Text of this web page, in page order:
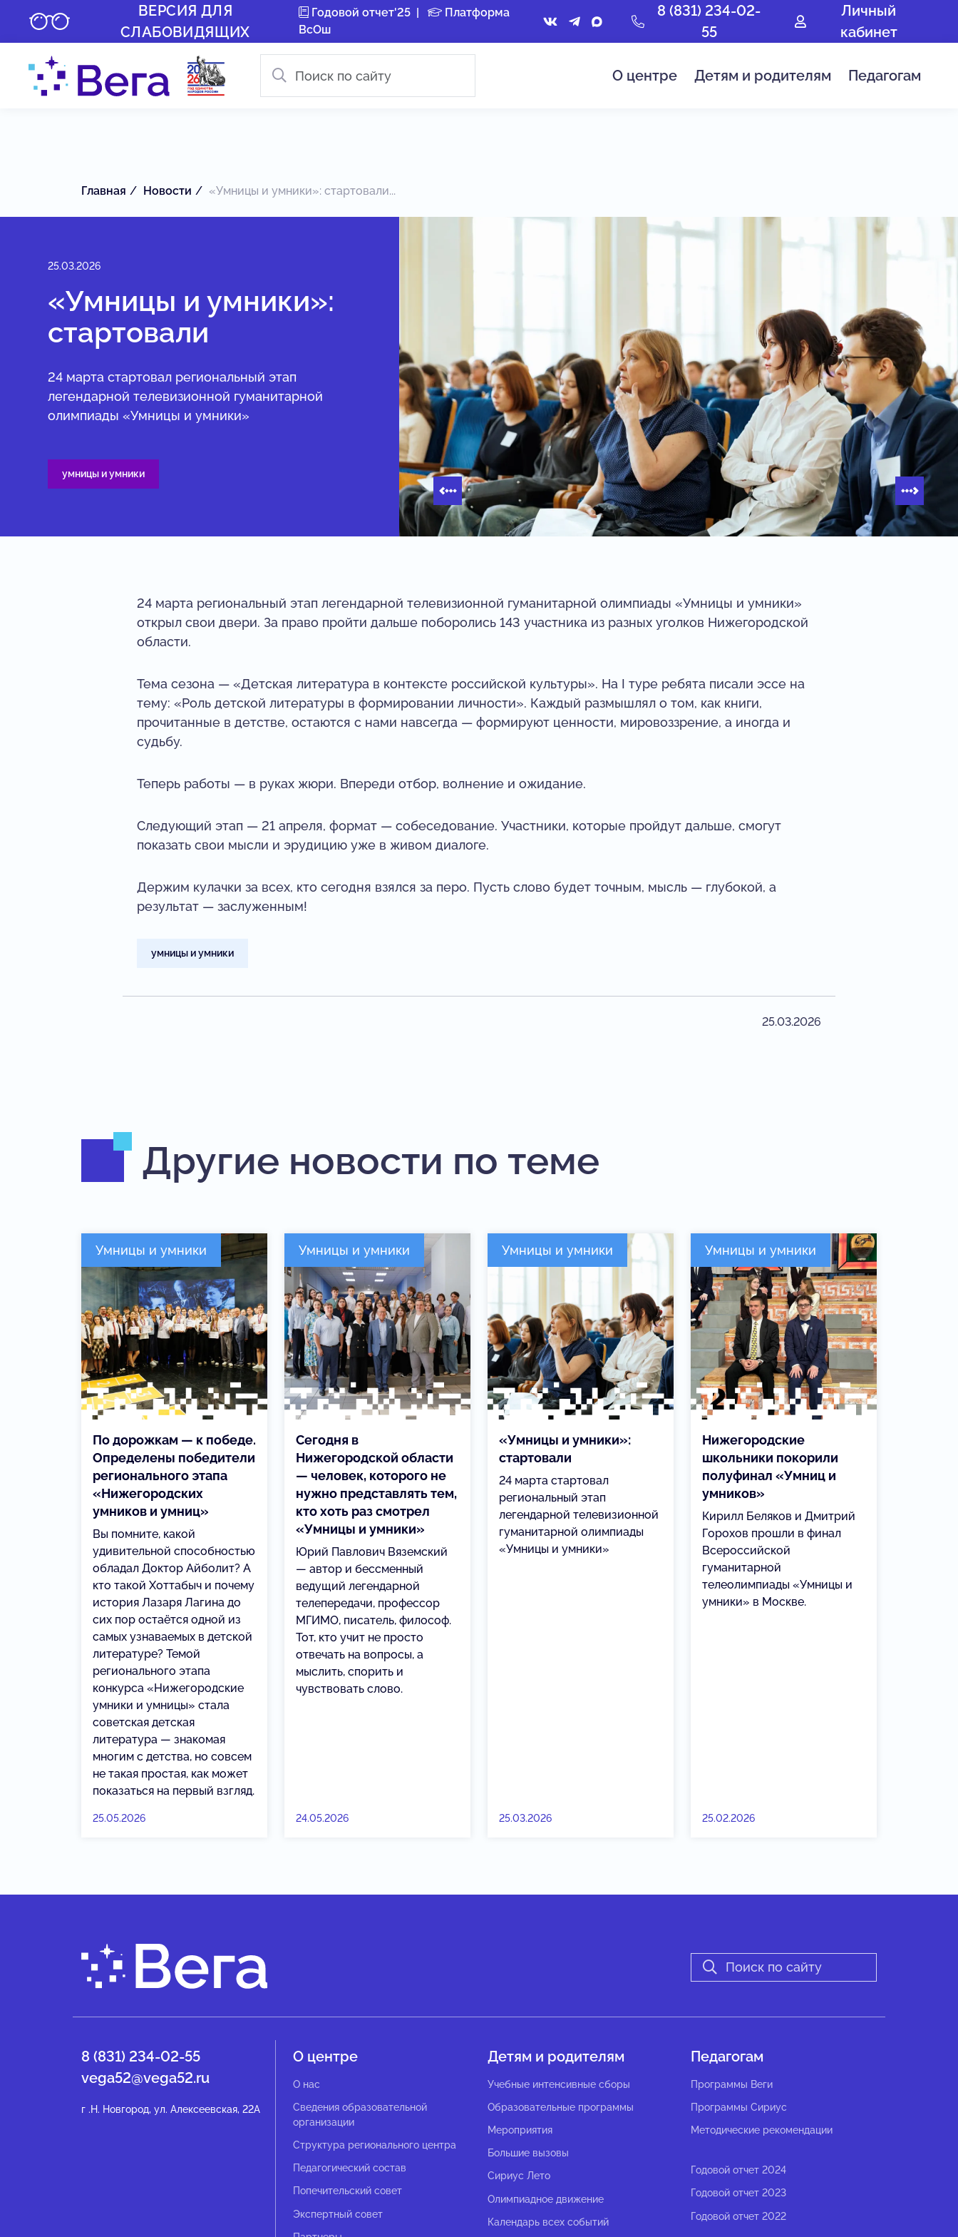
ВЕРСИЯ ДЛЯ
СЛАБОВИДЯЩИХ
Годовой отчет'25|
Платформа
ВсОш
8 (831) 234-02-
55
Личный
кабинет
О центре Детям и родителям Педагогам
Главная Новости «Умницы и умники»: стартовали...
25.03.2026
«Умницы и умники»:
стартовали
24 марта стартовал региональный этап
легендарной телевизионной гуманитарной
олимпиады «Умницы и умники»
умницы и умники
24 марта региональный этап легендарной телевизионной гуманитарной олимпиады «Умницы и умники»
открыл свои двери. За право пройти дальше поборолись 143 участника из разных уголков Нижегородской
области.
Тема сезона — «Детская литература в контексте российской культуры». На I туре ребята писали эссе на
тему: «Роль детской литературы в формировании личности». Каждый размышлял о том, как книги,
прочитанные в детстве, остаются с нами навсегда — формируют ценности, мировоззрение, а иногда и
судьбу.
Теперь работы — в руках жюри. Впереди отбор, волнение и ожидание.
Следующий этап — 21 апреля, формат — собеседование. Участники, которые пройдут дальше, смогут
показать свои мысли и эрудицию уже в живом диалоге.
Держим кулачки за всех, кто сегодня взялся за перо. Пусть слово будет точным, мысль — глубокой, а
результат — заслуженным!
умницы и умники
25.03.2026
Другие новости по теме
Умницы и умники
По дорожкам — к победе.
Определены победители
регионального этапа
«Нижегородских
умников и умниц»
Вы помните, какой
удивительной способностью
обладал Доктор Айболит? А
кто такой Хоттабыч и почему
история Лазаря Лагина до
сих пор остаётся одной из
самых узнаваемых в детской
литературе? Темой
регионального этапа
конкурса «Нижегородские
умники и умницы» стала
советская детская
литература — знакомая
многим с детства, но совсем
не такая простая, как может
показаться на первый взгляд.
25.05.2026
Умницы и умники
Сегодня в
Нижегородской области
— человек, которого не
нужно представлять тем,
кто хоть раз смотрел
«Умницы и умники»
Юрий Павлович Вяземский
— автор и бессменный
ведущий легендарной
телепередачи, профессор
МГИМО, писатель, философ.
Тот, кто учит не просто
отвечать на вопросы, а
мыслить, спорить и
чувствовать слово.
24.05.2026
Умницы и умники
«Умницы и умники»:
стартовали
24 марта стартовал
региональный этап
легендарной телевизионной
гуманитарной олимпиады
«Умницы и умники»
25.03.2026
Умницы и умники
Нижегородские
школьники покорили
полуфинал «Умниц и
умников»
Кирилл Беляков и Дмитрий
Горохов прошли в финал
Всероссийской
гуманитарной
телеолимпиады «Умницы и
умники» в Москве.
25.02.2026
8 (831) 234-02-55
vega52@vega52.ru
г .Н. Новгород, ул. Алексеевская, 22А
О центре
О нас
Сведения образовательной
организации
Структура регионального центра
Педагогический состав
Попечительский совет
Экспертный совет
Детям и родителям
Учебные интенсивные сборы
Образовательные программы
Мероприятия
Большие вызовы
Сириус Лето
Олимпиадное движение
Календарь всех событий
Педагогам
Программы Веги
Программы Сириус
Методические рекомендации
Годовой отчет 2024
Годовой отчет 2023
Годовой отчет 2022